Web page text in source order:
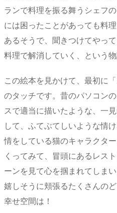
ランで料理を振る舞うシェフ
には困ったことがあっても料
あるそうで、聞きつけてやっ
料理で解消していく、という物
この絵本を見かけて、最初に
のタッチです。昔のパソコン
スで適当に描いたような、一
して、ふてぶてしいような情
情をしている猫のキャラクタ
くってみて、冒頭にあるレス
ーンを見て心を掴まれてしま
嬉しそうに頬張るたくさんの
幸せ空間は！